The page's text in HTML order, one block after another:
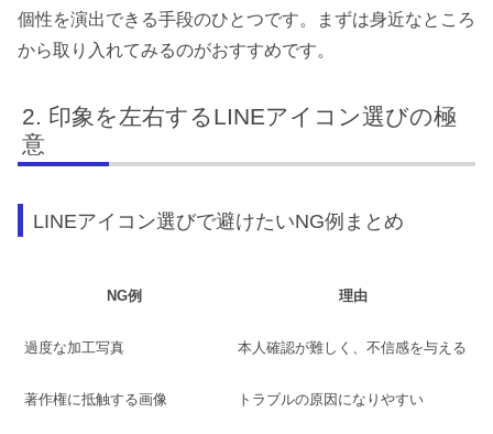
個性を演出できる手段のひとつです。まずは身近なところ
から取り入れてみるのがおすすめです。
印象を左右するLINEアイコン選びの極
意
LINEアイコン選びで避けたいNG例まとめ
NG例 理由
過度な加工写真 本人確認が難しく、不信感を与える
著作権に抵触する画像 トラブルの原因になりやすい